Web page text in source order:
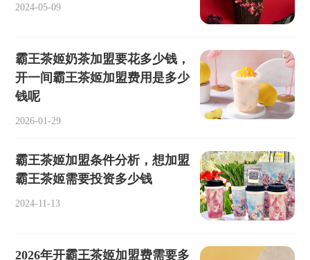
2024-05-09
霸王茶姬奶茶加盟要花多少钱，
开一间霸王茶姬加盟费用是多少
钱呢
2026-01-29
霸王茶姬加盟条件分析，想加盟
霸王茶姬需要投资多少钱
2024-11-13
2026年开霸王茶姬加盟费需要多